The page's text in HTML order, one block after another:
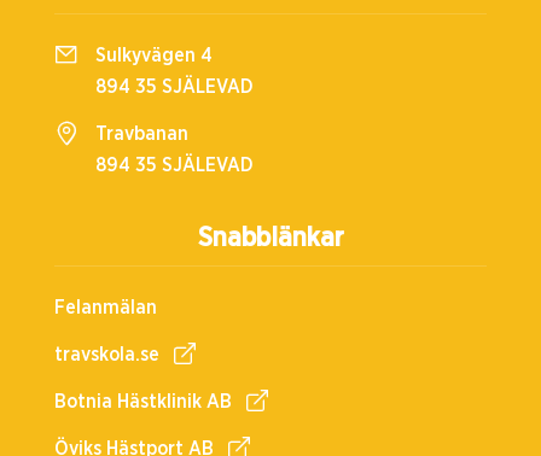
Snabblänkar
Felanmälan
travskola.se
Botnia Hästklinik AB
Öviks Hästport AB
Sulkyvägen 4
894 35 SJÄLEVAD
Travbanan
894 35 SJÄLEVAD